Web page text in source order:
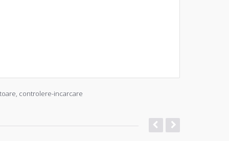
, controlere-incarcare